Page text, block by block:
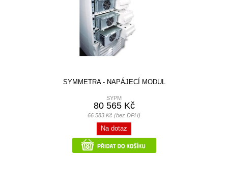
SYMMETRA - NAPÁJECÍ MODUL
SYPM
80 565 Kč
66 583 Kč (bez DPH)
Na dotaz